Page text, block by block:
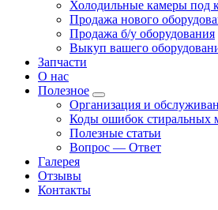
Холодильные камеры под
Продажа нового
Продажа б/у оборудования
Выкуп вашего
Запчасти
О нас
Полезное
Организация и
Коды ошибок стиральных
Полезные статьи
Вопрос — Ответ
Галерея
Отзывы
Контакты